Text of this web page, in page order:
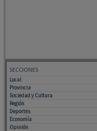
SECCIONES
Local
Provincia
Sociedad y Cultura
Región
Deportes
Economía
Opinión